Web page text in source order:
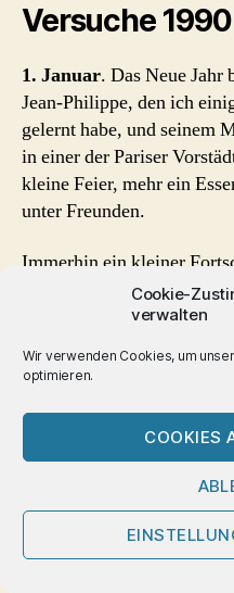
Cookie-
verwalten
Wir verwenden Cookies, um
optimieren.
COOKIES
Versuche
1. Januar. Das Neue
Jean-Philippe, den ich
gelernt habe, und seinem
in einer der Pariser
kleine Feier, mehr ein
unter Freunden.
Immerhin ein kleiner
29. Januar 1990
Diflucan®) für die
Candidiasis) zugelassen.
welcher HIV-Positive
Kryptokokken-Meningitis?
der großen Schrecken
Kranker. Ein kleiner
lebensbedrohliche
Und damals als sicheres